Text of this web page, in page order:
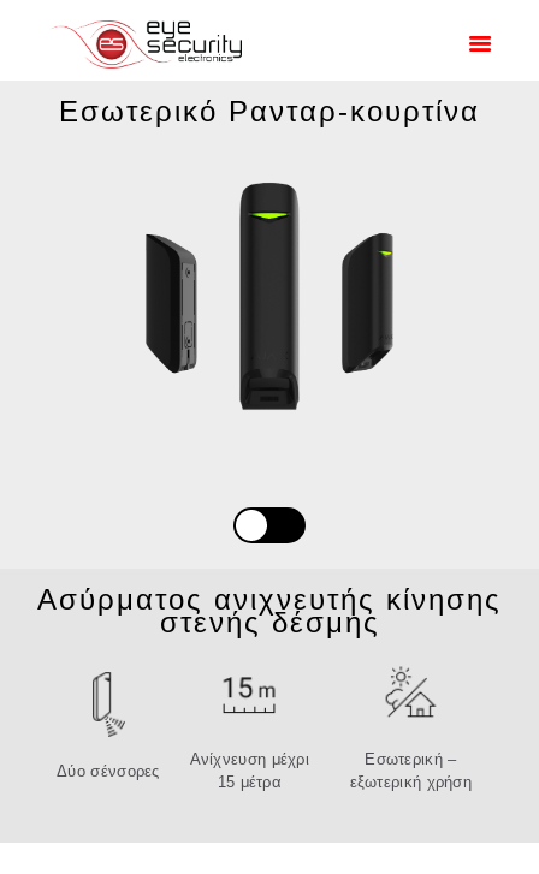
ΑΡΧΙΚΗ
ΠΡΟΣΦΟΡΕΣ
ΠΡΟΪΟΝΤΑ
ΟΙ ΔΟΥΛΕΙΈΣ ΜΑΣ
Εσωτερικό Ρανταρ-κουρτίνα
Ασύρματος ανιχνευτής κίνησης
στενής δέσμης
Δύο σένσορες
Ανίχνευση μέχρι
15 μέτρα
Εσωτερική –
εξωτερική χρήση